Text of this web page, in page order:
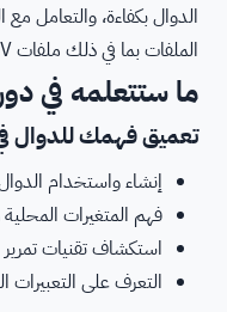
الدوال بكفاءة، والتعامل مع
الملفات بما في ذلك ملفات CSV.
ما ستتعلمه في
تعميق فهمك للدوال
إنشاء واستخدام
فهم المتغيرات المحلية
استكشاف تقنيات تمرير
التعرف على التعبيرات